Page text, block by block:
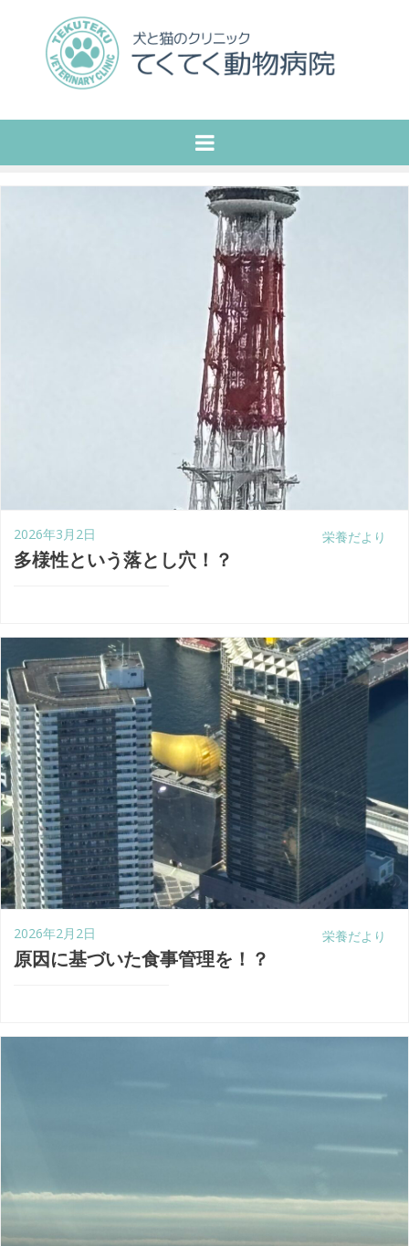
栄養だより
2026年3月2日
多様性という落とし穴！？
栄養だより
2026年2月2日
原因に基づいた食事管理を！？